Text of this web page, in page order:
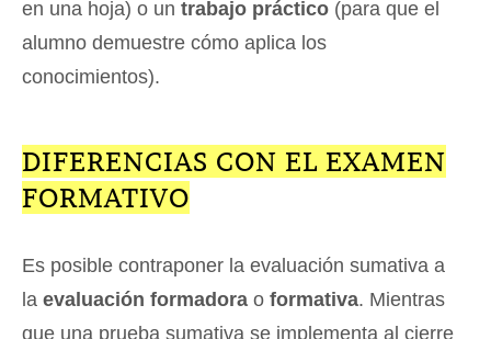
en una hoja) o un trabajo práctico (para que el
alumno demuestre cómo aplica los
conocimientos).
DIFERENCIAS CON EL EXAMEN
FORMATIVO
Es posible contraponer la evaluación sumativa a
la evaluación formadora o formativa. Mientras
que una prueba sumativa se implementa al cierre